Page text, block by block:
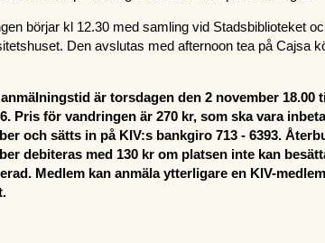
börjar kl 12.30 med samling vid Stadsbiblioteket
Den avslutas med afternoon tea på Cajsa
är torsdagen den 2 november 18.00
. Pris för vandringen är 270 kr, som ska vara
och sätts in på KIV:s bankgiro 713 - 6393.
debiteras med 130 kr om platsen inte kan
Medlem kan anmäla ytterligare en KIV-